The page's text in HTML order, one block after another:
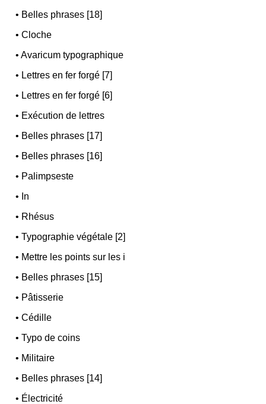
• Belles phrases [18]
•Cloche
•Avaricum typographique
• Lettres en fer forgé [7]
• Lettres en fer forgé [6]
• Exécution de lettres
• Belles phrases [17]
• Belles phrases [16]
• Palimpseste
• In
• Rhésus
•Typographie végétale [2]
• Mettre les points sur les i
• Belles phrases [15]
• Pâtisserie
•Cédille
•Typo de coins
• Militaire
• Belles phrases [14]
• Électricité